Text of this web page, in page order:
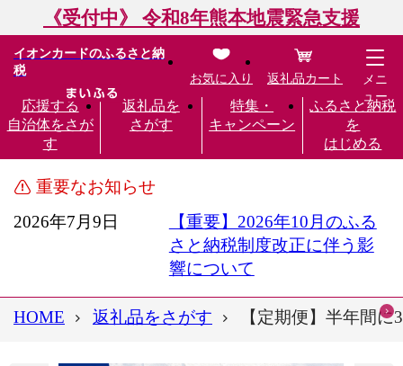
《受付中》 令和8年熊本地震緊急支援
イオンカードのふるさと納
税
応援する
自治体をさが
す
返礼品を
さがす
特集・
キャンペーン
ふるさと納税
を
はじめる
お気に入り 返礼品カート
メニ
ュー
重要なお知らせ
2026年7月9日
【重要】2026年10月のふる
さと納税制度改正に伴う影
響について
HOME 返礼品をさがす 【定期便】半年間